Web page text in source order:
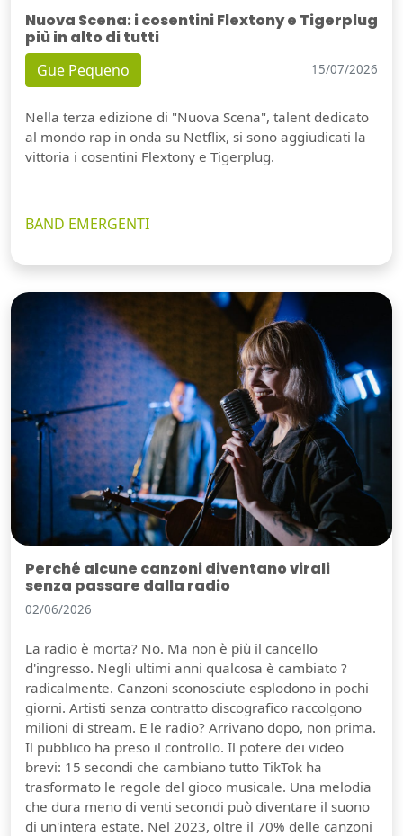
Nuova Scena: i cosentini Flextony e Tigerplug
più in alto di tutti
Gue Pequeno 15/07/2026
Nella terza edizione di "Nuova Scena", talent dedicato
al mondo rap in onda su Netflix, si sono aggiudicati la
vittoria i cosentini Flextony e Tigerplug.
BAND EMERGENTI
Perché alcune canzoni diventano virali
senza passare dalla radio
02/06/2026
La radio è morta? No. Ma non è più il cancello
d'ingresso. Negli ultimi anni qualcosa è cambiato ?
radicalmente. Canzoni sconosciute esplodono in pochi
giorni. Artisti senza contratto discografico raccolgono
milioni di stream. E le radio? Arrivano dopo, non prima.
Il pubblico ha preso il controllo. Il potere dei video
brevi: 15 secondi che cambiano tutto TikTok ha
trasformato le regole del gioco musicale. Una melodia
che dura meno di venti secondi può diventare il suono
di un'intera estate. Nel 2023, oltre il 70% delle canzoni